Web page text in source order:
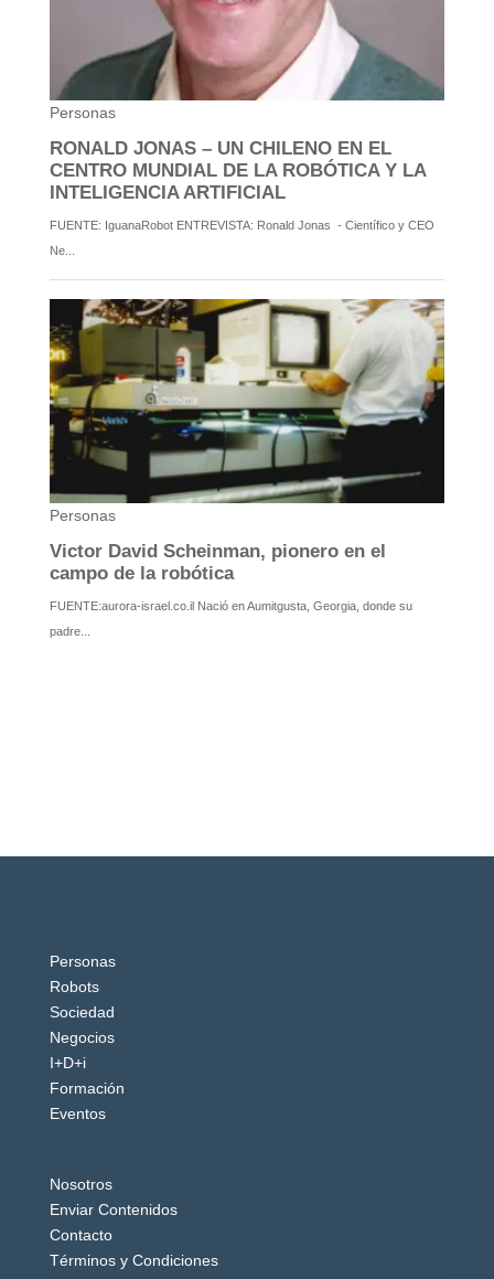
Personas
Robots
Sociedad
Negocios
I+D+i
Formación
Eventos
Nosotros
Enviar Contenidos
Contacto
Términos y Condiciones